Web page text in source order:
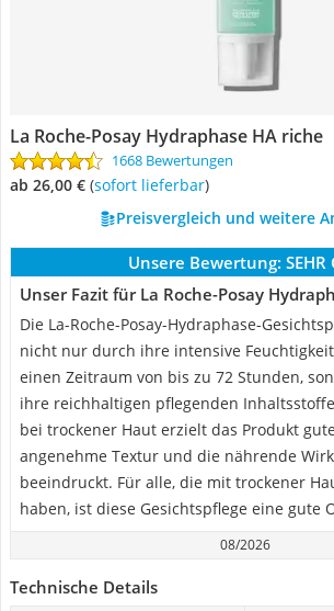
La Roche-Posay Hydraphase HA riche
1668 Bewertungen
ab 26,00 € ( Sofort lieferbar)
Preisvergleich und weitere
Unsere Bewertung: SEHR
Unser Fazit für La Roche-Posay
Die La-Roche-Posay-Hydraphase-
nicht nur durch ihre intensive
einen Zeitraum von bis zu 72 Stunden,
ihre reichhaltigen pflegenden
bei trockener Haut erzielt das Produkt
angenehme Textur und die nährende
beeindruckt. Für alle, die mit trockener
haben, ist diese Gesichtspflege eine gute
08/2026
Technische Details